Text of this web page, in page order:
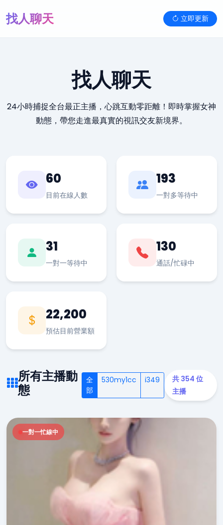
找人聊天 立即更新
找人聊天
24小時捕捉全台最正主播，心跳互動零距離！即時掌握女神
動態，帶您走進最真實的視訊交友新境界。
60
目前在線人數
193
一對多等待中
31
一對一等待中
130
通話/忙碌中
22,200
預估目前營業額
所有主播動
態
全
部
530my1cc i349
共 354 位
主播
一對一忙線中